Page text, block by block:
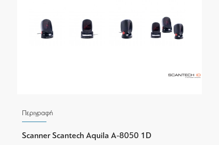
Περιγραφή
Scanner Scantech Aquila A-8050 1D